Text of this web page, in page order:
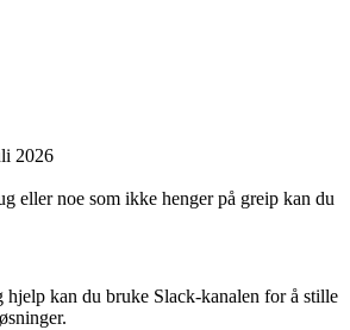
2026
eller noe som ikke henger på greip kan du
hjelp kan du bruke Slack-kanalen for å stille